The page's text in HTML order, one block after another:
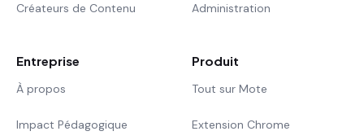
Créateurs de Contenu Administration
Entreprise
À propos
Impact Pédagogique
Produit
Tout sur Mote
Extension Chrome